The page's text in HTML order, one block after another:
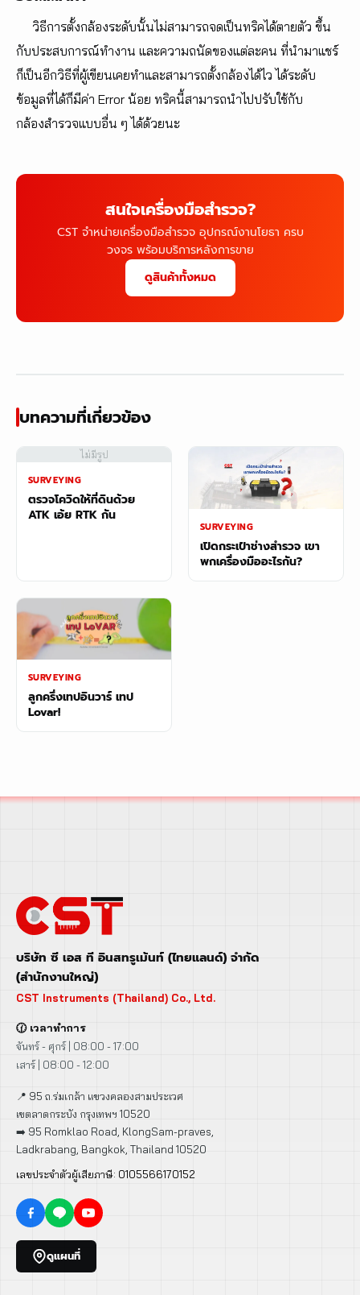
วิธีการตั้งกล้องระดับนั้นไม่สามารถจดเป็นทริคได้ตายตัว ขึ้น
กับประสบการณ์ทำงาน และความถนัดของแต่ละคน ที่นำมาแชร์
ก็เป็นอีกวิธีที่ผู้เขียนเคยทำและสามารถตั้งกล้องได้ไว ได้ระดับ
ข้อมูลที่ได้ก็มีค่า Error น้อย ทริคนี้สามารถนำไปปรับใช้กับ
กล้องสำรวจแบบอื่น ๆ ได้ด้วยนะ
สนใจเครื่องมือสำรวจ?
CST จำหน่ายเครื่องมือสำรวจ อุปกรณ์งานโยธา ครบ
วงจร พร้อมบริการหลังการขาย
ดูสินค้าทั้งหมด
บทความที่เกี่ยวข้อง
ไม่มีรูป
SURVEYING
ตรวจโควิดให้ที่ดินด้วย
ATK เอ้ย RTK กัน
SURVEYING
เปิดกระเป๋าช่างสำรวจ เขา
พกเครื่องมืออะไรกัน?
SURVEYING
ลูกครึ่งเทปอินวาร์ เทป
Lovar!
บริษัท ซี เอส ที อินสทรูเม้นท์ (ไทยแลนด์) จำกัด
(สำนักงานใหญ่)
CST Instruments (Thailand) Co., Ltd.
🕜 เวลาทำการ
จันทร์ - ศุกร์ | 08:00 - 17:00
เสาร์ | 08:00 - 12:00
📍 95 ถ.ร่มเกล้า แขวงคลองสามประเวศ
เขตลาดกระบัง กรุงเทพฯ 10520
➡️ 95 Romklao Road, KlongSam-praves,
Ladkrabang, Bangkok, Thailand 10520
เลขประจำตัวผู้เสียภาษี: 0105566170152
ดูแผนที่